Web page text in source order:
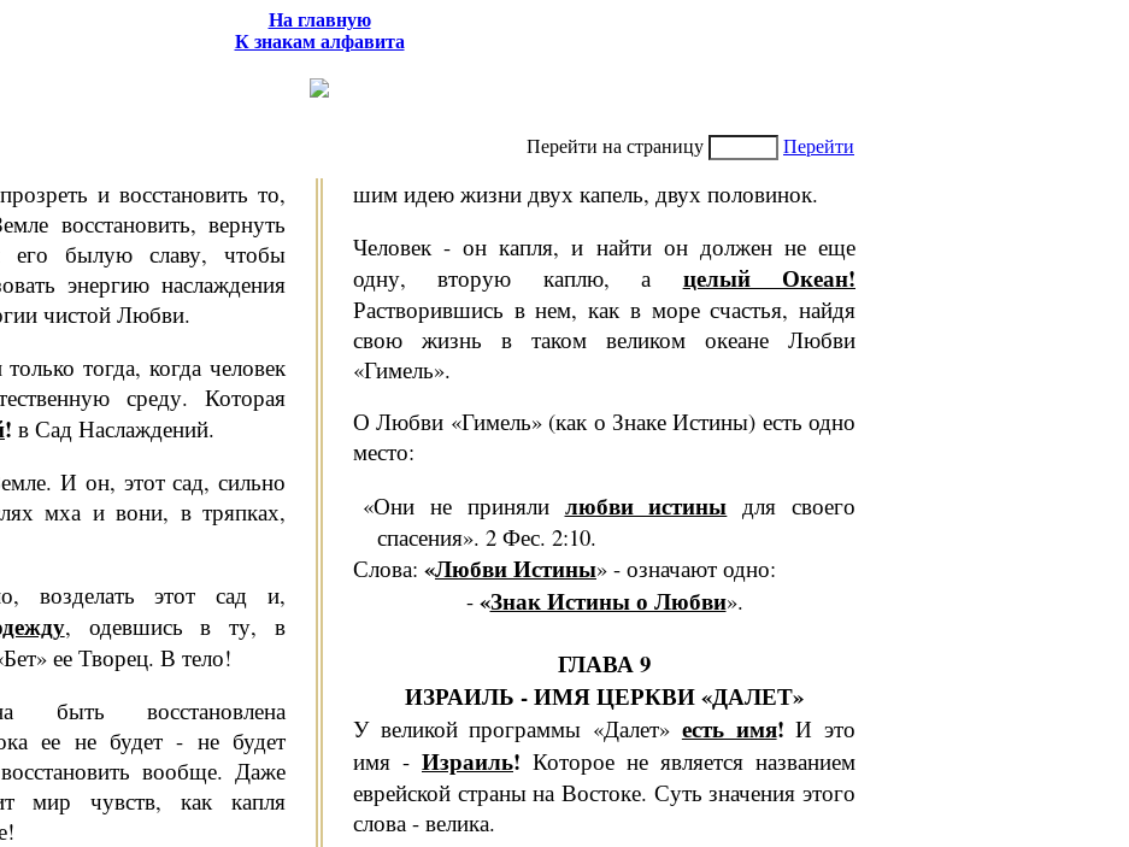
На главную
К знакам алфавита
Перейти на страницу Перейти
и восста­новить то,
вос­становить, вернуть
его былую славу, чтобы
энергию наслаждения
чистой Любви.
тогда, когда человек
среду. Которая
! в Сад Наслаждений.
И он, этот сад, сильно
мха и вони, в тряпках,
возделать этот сад и,
, одевшись в ту, в
ее Творец. В тело!
восстановлена
ее не будет - не будет
вообще. Даже
мир чувств, как капля
шим идею жизни двух капель, двух половинок.
Человек - он капля, и найти он должен не еще
одну, вторую каплю, а целый Океан!
Растворившись в нем, как в море счастья, найдя
свою жизнь в таком великом океане Любви
«Гимель».
О Любви «Гимель» (как о Знаке Ис­тины) есть одно
место:
«Они не приняли любви истины для своего
спасения». 2 Фес. 2:10.
Слова: «Любви Истины» - означают одно:
- «Знак Истины о Любви».
ГЛАВА 9
ИЗРАИЛЬ - ИМЯ ЦЕРКВИ «ДАЛЕТ»
У великой программы «Далет» есть имя! И это
имя - Израиль! Которое не является названием
еврейской страны на Востоке. Суть значения этого
слова - велика.